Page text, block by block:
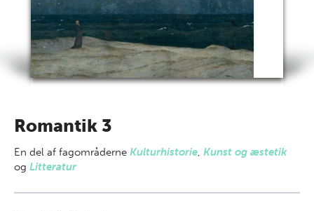
Romantik 3
En del af fagområderne Kulturhistorie, Kunst og æstetik
og Litteratur